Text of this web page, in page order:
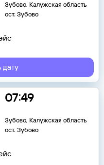
Зубово, Калужская область
ост. Зубово
дату
07:49
Зубово, Калужская область
ост. Зубово